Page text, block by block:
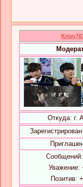
Откуда: г.
Зарегистрирован
Сообщений:
Уважение:
Позитив: